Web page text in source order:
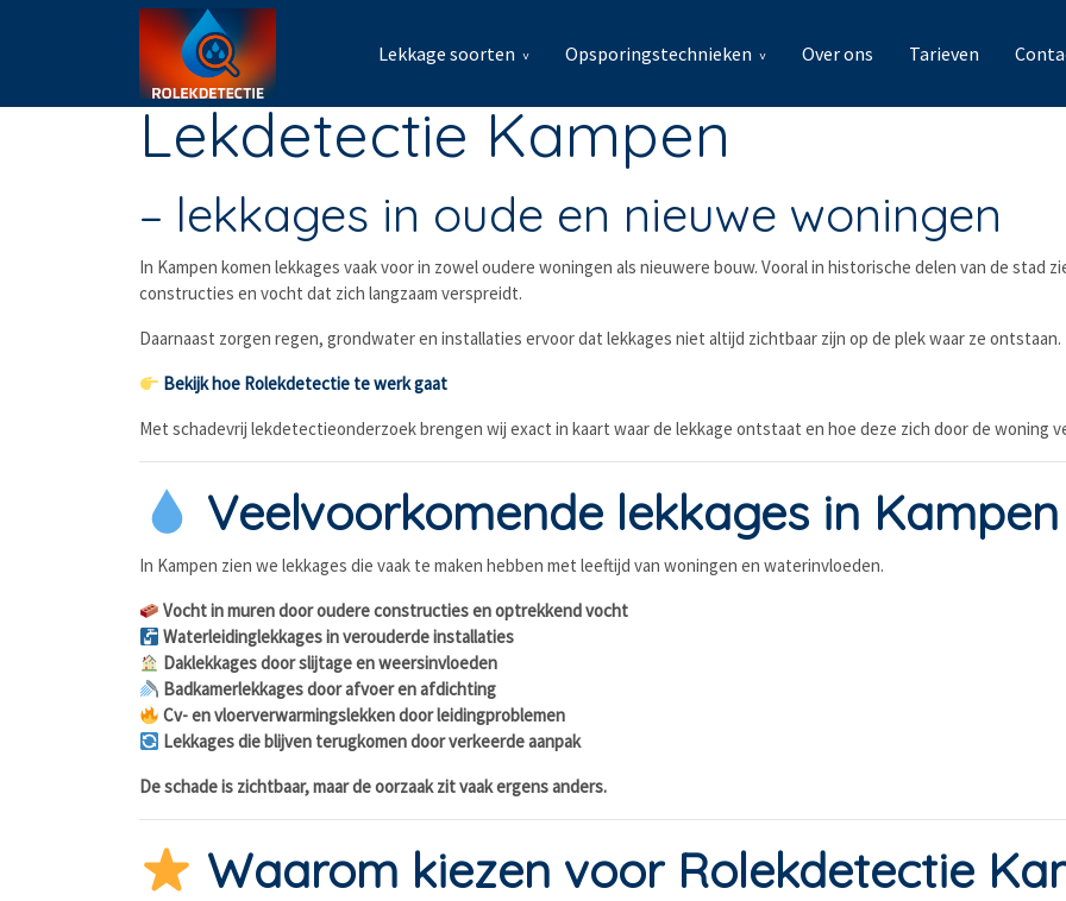
Lekkage soorten Opsporingstechnieken Over ons Tarieven
Lekdetectie Kampen
– lekkages in oude en nieuwe woningen
In Kampen komen lekkages vaak voor in zowel oudere woningen als nieuwere bouw. Vooral in historische delen van de stad
constructies en vocht dat zich langzaam verspreidt.
Daarnaast zorgen regen, grondwater en installaties ervoor dat lekkages niet altijd zichtbaar zijn op de plek waar ze ontstaan.
Bekijk hoe Rolekdetectie te werk gaat
Met schadevrij lekdetectieonderzoek brengen wij exact in kaart waar de lekkage ontstaat en hoe deze zich door de woning
Veelvoorkomende lekkages in Kampen
In Kampen zien we lekkages die vaak te maken hebben met leeftijd van woningen en waterinvloeden.
Vocht in muren door oudere constructies en optrekkend vocht
Waterleidinglekkages in verouderde installaties
Daklekkages door slijtage en weersinvloeden
Badkamerlekkages door afvoer en afdichting
Cv- en vloerverwarmingslekken door leidingproblemen
Lekkages die blijven terugkomen door verkeerde aanpak
De schade is zichtbaar, maar de oorzaak zit vaak ergens anders.
Waarom kiezen voor Rolekdetectie